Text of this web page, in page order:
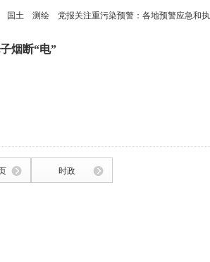
国土 测绘 党报关注重污染预警：各地预警应急和
烟断“电”
时政